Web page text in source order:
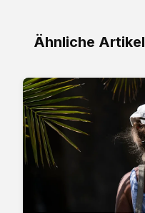
Ähnliche Artikel